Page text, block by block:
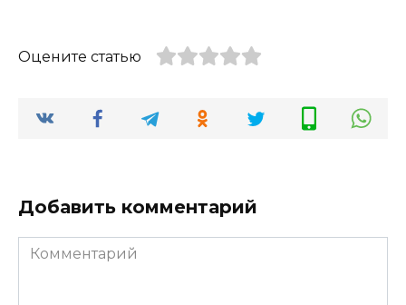
Оцените статью
Добавить комментарий
Комментарий